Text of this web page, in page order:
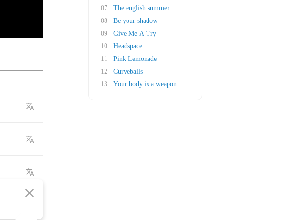
07
The english summer
08
Be your shadow
09
Give Me A Try
10
Headspace
11
Pink Lemonade
12
Curveballs
13
Your body is a weapon